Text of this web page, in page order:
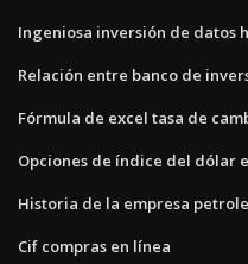
Ingeniosa inversión de datos
Relación entre banco de
Fórmula de excel tasa de
Opciones de índice del dólar
Historia de la empresa
Cif compras en línea